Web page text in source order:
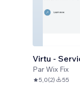
Virtu -
ParWix Fix
5,0(2) 55